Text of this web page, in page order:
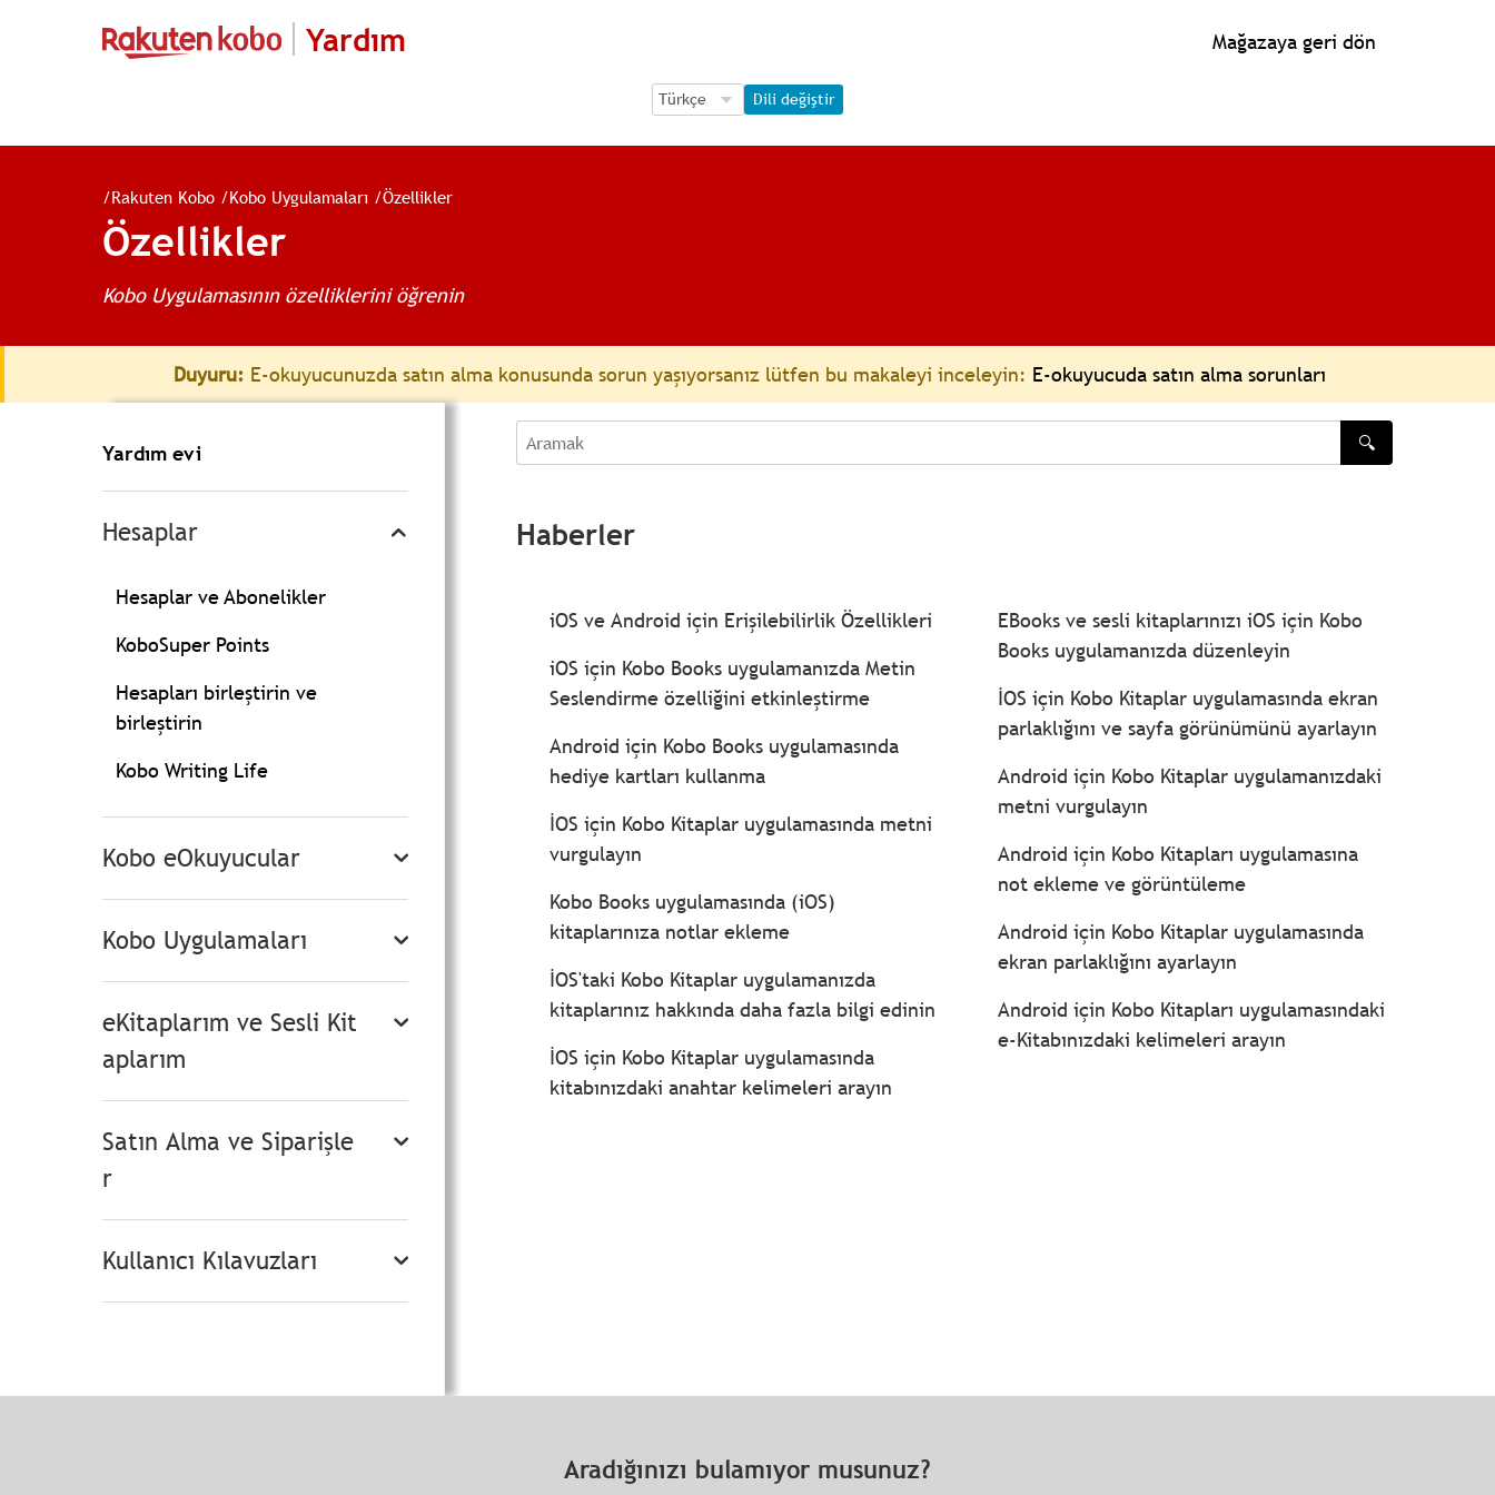
Yardım Mağazaya geri dön
Language Selection
Language Selection
Dili değiştir
/Rakuten Kobo /Kobo Uygulamaları /Özellikler
Özellikler
Kobo Uygulamasının özelliklerini öğrenin
Duyuru: E-okuyucunuzda satın alma konusunda sorun yaşıyorsanız lütfen bu makaleyi inceleyin: E-okuyucuda satın alma sorunları
Yardım evi
Hesaplar
Hesaplar ve Abonelikler
KoboSuper Points
Hesapları birleştirin ve
birleştirin
Kobo Writing Life
Kobo eOkuyucular
Kobo Uygulamaları
eKitaplarım ve Sesli Kit
aplarım
Satın Alma ve Siparişle
r
Kullanıcı Kılavuzları
Aramak
🔍
Haberler
iOS ve Android için Erişilebilirlik Özellikleri
iOS için Kobo Books uygulamanızda Metin
Seslendirme özelliğini etkinleştirme
Android için Kobo Books uygulamasında
hediye kartları kullanma
İOS için Kobo Kitaplar uygulamasında metni
vurgulayın
Kobo Books uygulamasında (iOS)
kitaplarınıza notlar ekleme
İOS'taki Kobo Kitaplar uygulamanızda
kitaplarınız hakkında daha fazla bilgi edinin
İOS için Kobo Kitaplar uygulamasında
kitabınızdaki anahtar kelimeleri arayın
EBooks ve sesli kitaplarınızı iOS için Kobo
Books uygulamanızda düzenleyin
İOS için Kobo Kitaplar uygulamasında ekran
parlaklığını ve sayfa görünümünü ayarlayın
Android için Kobo Kitaplar uygulamanızdaki
metni vurgulayın
Android için Kobo Kitapları uygulamasına
not ekleme ve görüntüleme
Android için Kobo Kitaplar uygulamasında
ekran parlaklığını ayarlayın
Android için Kobo Kitapları uygulamasındaki
e-Kitabınızdaki kelimeleri arayın
Aradığınızı bulamıyor musunuz?